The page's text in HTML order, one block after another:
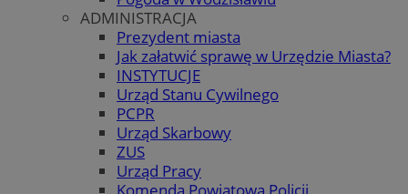
ADMINISTRACJA
Prezydent miasta
Jak załatwić sprawę w Urzędzie Miasta?
INSTYTUCJE
Urząd Stanu Cywilnego
PCPR
Urząd Skarbowy
ZUS
Urząd Pracy